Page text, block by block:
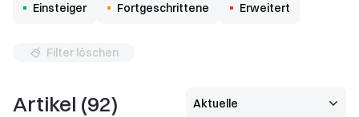
Einsteiger Fortgeschrittene Erweitert
Filter löschen
Artikel (92)